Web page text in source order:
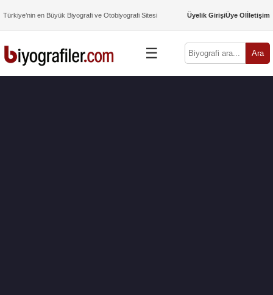
Türkiye’nin en Büyük Biyografi ve Otobiyografi Sitesi Üyelik GirişiÜye Olİletişim
☰ Ara